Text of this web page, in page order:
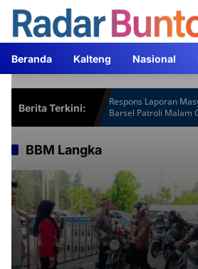
Langsung
konten
Beranda Kalteng Nasional
Berita Terkini:
Gardu
Lebih
Respons Laporan
Barsel Patroli Malam
Knalpot Brong
BBM Langka